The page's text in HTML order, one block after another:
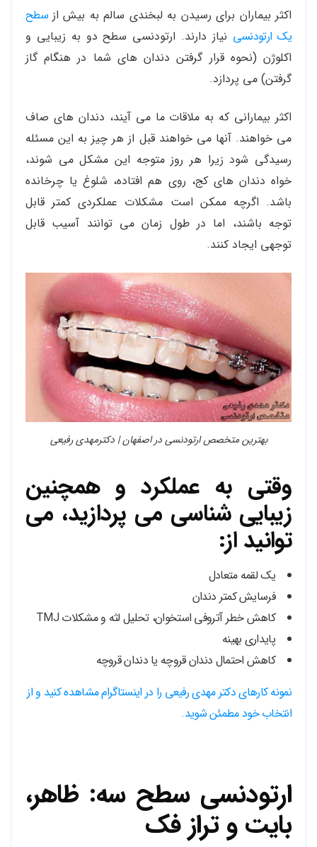
اکثر بیماران برای رسیدن به لبخندی سالم به بیش از سطح
یک ارتودنسی نیاز دارند. ارتودنسی سطح دو به زیبایی و
اکلوژن (نحوه قرار گرفتن دندان های شما در هنگام گاز
گرفتن) می پردازد.
اکثر بیمارانی که به ملاقات ما می آیند، دندان های صاف
می خواهند. آنها می خواهند قبل از هر چیز به این مسئله
رسیدگی شود زیرا هر روز متوجه این مشکل می شوند،
خواه دندان های کج، روی هم افتاده، شلوغ یا چرخانده
باشد. اگرچه ممکن است مشکلات عملکردی کمتر قابل
توجه باشند، اما در طول زمان می توانند آسیب قابل
توجهی ایجاد کنند.
بهترین متخصص ارتودنسی در اصفهان | دکترمهدی رفیعی
وقتی به عملکرد و همچنین
زیبایی شناسی می پردازید، می
توانید از:
یک لقمه متعادل
فرسایش کمتر دندان
کاهش خطر آتروفی استخوان، تحلیل لثه و مشکلات TMJ
پایداری بهینه
کاهش احتمال دندان قروچه یا دندان قروچه
نمونه کارهای دکتر مهدی رفیعی را در اینستاگرام مشاهده کنید و از
انتخاب خود مطمئن شوید.
ارتودنسی سطح سه: ظاهر،
بایت و تراز فک